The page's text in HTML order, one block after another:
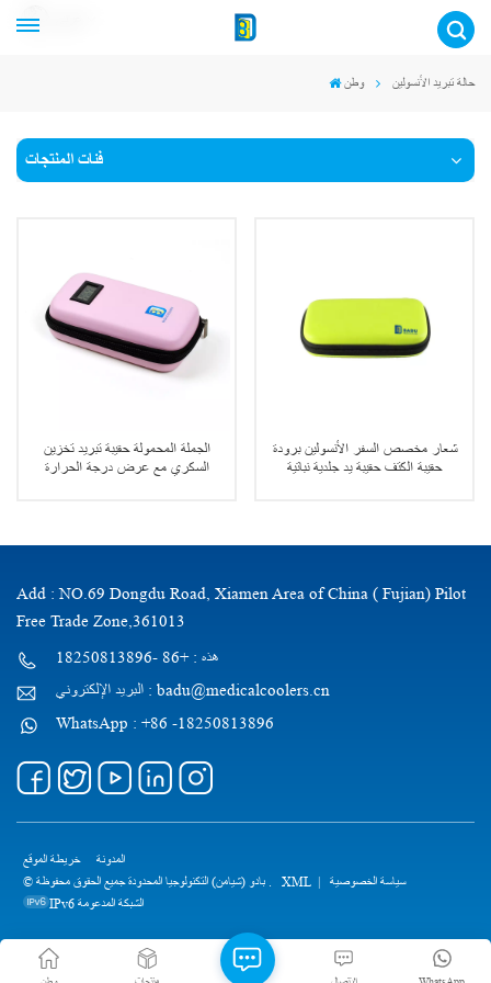
وطن حالة تبريد الأنسولين
فئات المنتجات
الجملة المحمولة حقيبة تبريد تخزين
السكري مع عرض درجة الحرارة
شعار مخصص السفر الأنسولين برودة
حقيبة الكتف حقيبة يد جلدية نباتية
Add : NO.69 Dongdu Road, Xiamen Area of China ( Fujian) Pilot
Free Trade Zone,361013
هذه : +86 -18250813896
البريد الإلكتروني : badu@medicalcoolers.cn
WhatsApp : +86 -18250813896
خريطة الموقع
المدونة
XML | سياسة الخصوصية
IPv6 الشبكة المدعومة